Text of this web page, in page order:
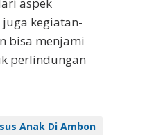
kegiatan-
bisa menjami
perlindungan
Anak Di Ambon